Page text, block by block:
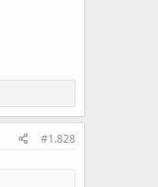
#1.828